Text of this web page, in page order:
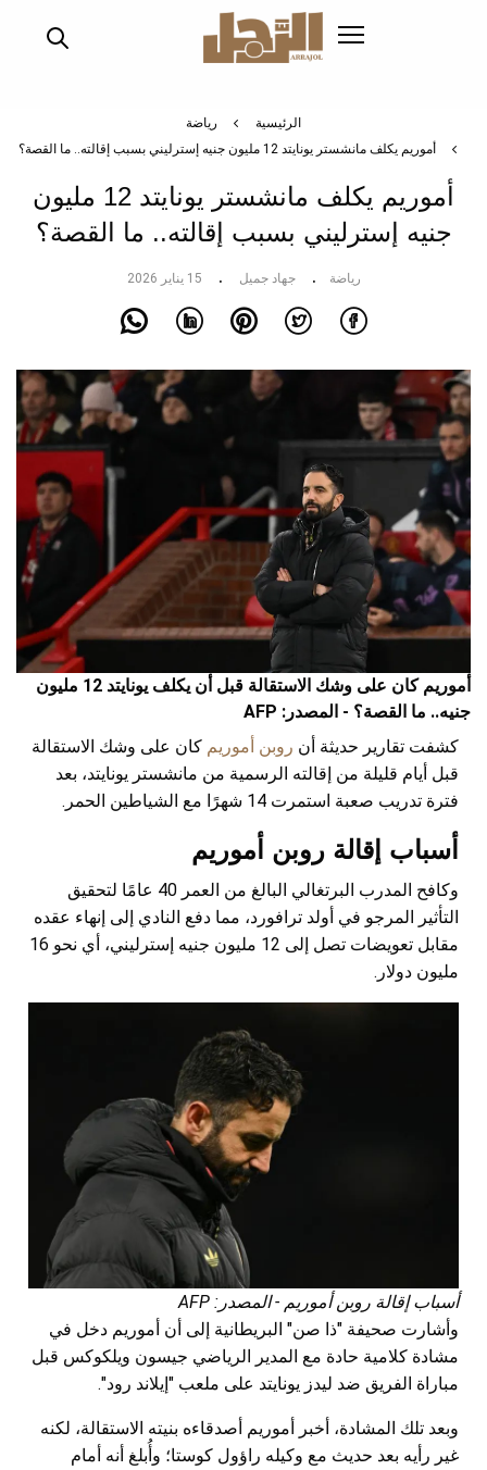
الرئيسية
رياضة
أموريم يكلف مانشستر يونايتد 12 مليون جنيه إسترليني بسبب إقالته.. ما القصة؟
أموريم يكلف مانشستر يونايتد 12 مليون
جنيه إسترليني بسبب إقالته.. ما القصة؟
رياضة جهاد جميل 15 يناير 2026
أموريم كان على وشك الاستقالة قبل أن يكلف يونايتد 12 مليون
جنيه.. ما القصة؟ - المصدر: AFP
كشفت تقارير حديثة أن روبن أموريم كان على وشك الاستقالة
قبل أيام قليلة من إقالته الرسمية من مانشستر يونايتد، بعد
فترة تدريب صعبة استمرت 14 شهرًا مع الشياطين الحمر.
أسباب إقالة روبن أموريم
وكافح المدرب البرتغالي البالغ من العمر 40 عامًا لتحقيق
التأثير المرجو في أولد ترافورد، مما دفع النادي إلى إنهاء عقده
مقابل تعويضات تصل إلى 12 مليون جنيه إسترليني، أي نحو 16
مليون دولار.
أسباب إقالة روبن أموريم - المصدر: AFP
وأشارت صحيفة "ذا صن" البريطانية إلى أن أموريم دخل في
مشادة كلامية حادة مع المدير الرياضي جيسون ويلكوكس قبل
مباراة الفريق ضد ليدز يونايتد على ملعب "إيلاند رود".
وبعد تلك المشادة، أخبر أموريم أصدقاءه بنيته الاستقالة، لكنه
غير رأيه بعد حديث مع وكيله راؤول كوستا؛ وأُبلغ أنه أمام